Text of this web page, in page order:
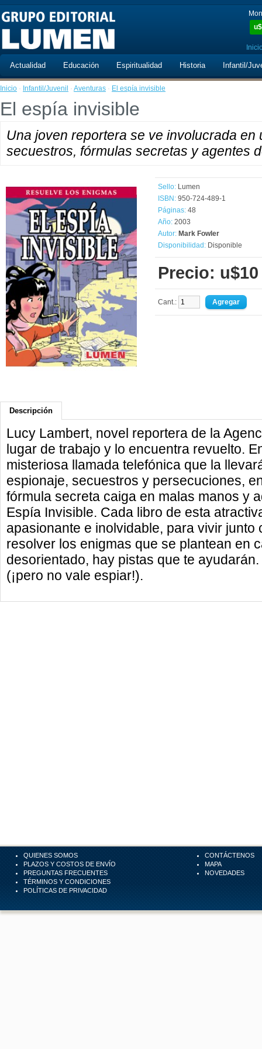
u$
Actualidad Educación Espiritualidad Historia Infantil/
Inicio · Infantil/Juvenil · Aventuras · El espía invisible
El espía invisible
Una joven reportera se ve involucrada en
secuestros, fórmulas secretas y agentes
Sello: Lumen
ISBN: 950-724-489-1
Páginas: 48
Año: 2003
Autor: Mark Fowler
Disponibilidad: Disponible
Precio: u$10
Cant.:
Descripción
Lucy Lambert, novel reportera de la
lugar de trabajo y lo encuentra revuelto.
misteriosa llamada telefónica que la
espionaje, secuestros y persecuciones,
fórmula secreta caiga en malas manos y
Espía Invisible. Cada libro de esta
apasionante e inolvidable, para vivir junto
resolver los enigmas que se plantean en
desorientado, hay pistas que te
(¡pero no vale espiar!).
QUIENES SOMOS
PLAZOS Y COSTOS DE ENVÍO
PREGUNTAS FRECUENTES
TÉRMINOS Y CONDICIONES
POLÍTICAS DE PRIVACIDAD
CONTÁCTENOS
MAPA
NOVEDADES